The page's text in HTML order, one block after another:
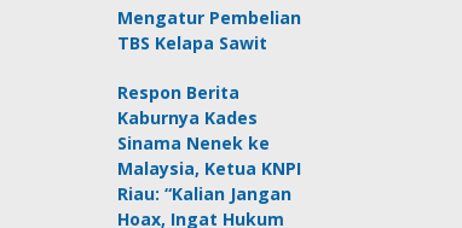
Mengatur Pembelian
TBS Kelapa Sawit
Respon Berita
Kaburnya Kades
Sinama Nenek ke
Malaysia, Ketua KNPI
Riau: “Kalian Jangan
Hoax, Ingat Hukum